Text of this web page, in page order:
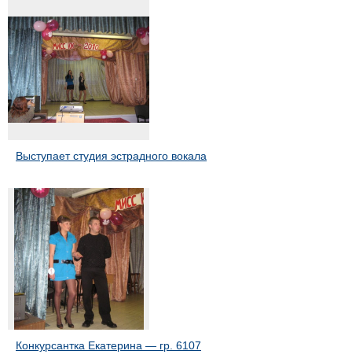
Выступает студия эстрадного вокала
Конкурсантка Екатерина — гр. 6107